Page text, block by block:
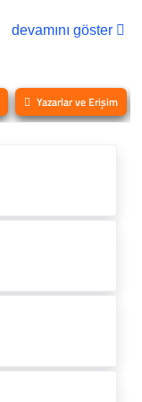
devamını göster
Yazarlar ve Erişim